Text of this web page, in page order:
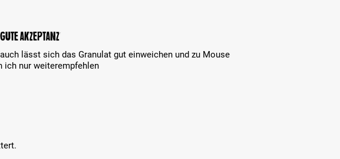
Akzeptanz
lässt sich das Granulat gut einweichen und zu Mouse
ich nur weiterempfehlen